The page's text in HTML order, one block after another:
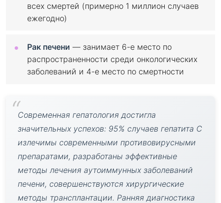
всех смертей (примерно 1 миллион случаев
ежегодно)
Рак печени — занимает 6-е место по
распространенности среди онкологических
заболеваний и 4-е место по смертности
Современная гепатология достигла
значительных успехов: 95% случаев гепатита C
излечимы современными противовирусными
препаратами, разработаны эффективные
методы лечения аутоиммунных заболеваний
печени, совершенствуются хирургические
методы трансплантации. Ранняя диагностика